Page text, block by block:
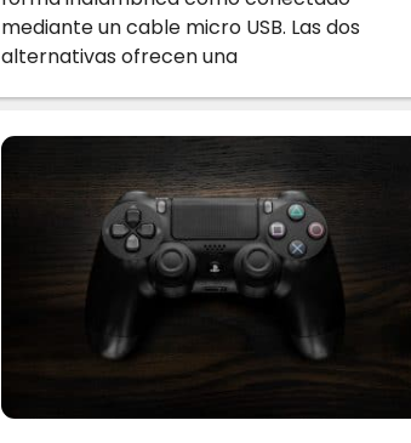
mediante un cable micro USB. Las dos
alternativas ofrecen una